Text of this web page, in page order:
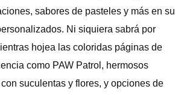
sabores de pasteles y más en su
Ni siquiera sabrá por
hojea las coloridas páginas de
como PAW Patrol, hermosos
suculentas y flores, y opciones de